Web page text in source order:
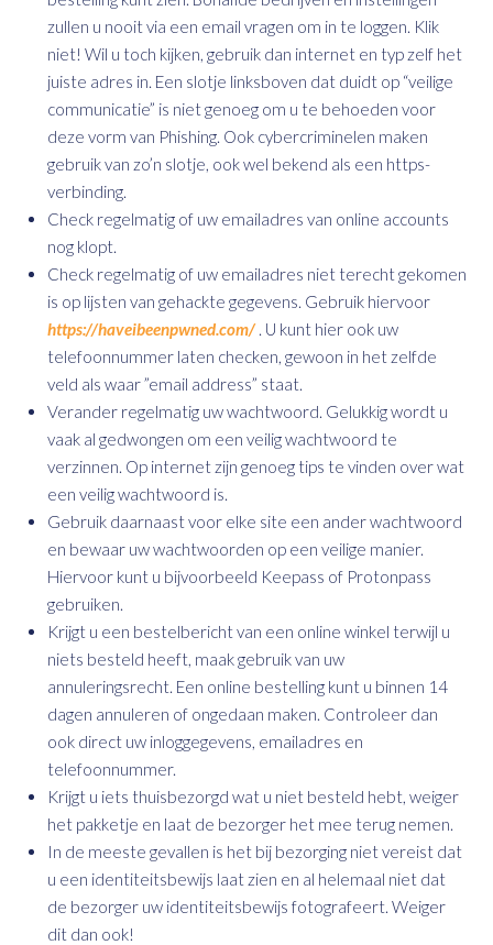
zullen u nooit via een email vragen om in te loggen. Klik
niet! Wil u toch kijken, gebruik dan internet en typ zelf het
juiste adres in. Een slotje linksboven dat duidt op “veilige
communicatie” is niet genoeg om u te behoeden voor
deze vorm van Phishing. Ook cybercriminelen maken
gebruik van zo’n slotje, ook wel bekend als een https-
verbinding.
Check regelmatig of uw emailadres van online accounts
nog klopt.
Check regelmatig of uw emailadres niet terecht gekomen
is op lijsten van gehackte gegevens. Gebruik hiervoor
https://haveibeenpwned.com/. U kunt hier ook uw
telefoonnummer laten checken, gewoon in het zelfde
veld als waar ”email address” staat.
Verander regelmatig uw wachtwoord. Gelukkig wordt u
vaak al gedwongen om een veilig wachtwoord te
verzinnen. Op internet zijn genoeg tips te vinden over wat
een veilig wachtwoord is.
Gebruik daarnaast voor elke site een ander wachtwoord
en bewaar uw wachtwoorden op een veilige manier.
Hiervoor kunt u bijvoorbeeld Keepass of Protonpass
gebruiken.
Krijgt u een bestelbericht van een online winkel terwijl u
niets besteld heeft, maak gebruik van uw
annuleringsrecht. Een online bestelling kunt u binnen 14
dagen annuleren of ongedaan maken. Controleer dan
ook direct uw inloggegevens, emailadres en
telefoonnummer.
Krijgt u iets thuisbezorgd wat u niet besteld hebt, weiger
het pakketje en laat de bezorger het mee terug nemen.
In de meeste gevallen is het bij bezorging niet vereist dat
u een identiteitsbewijs laat zien en al helemaal niet dat
de bezorger uw identiteitsbewijs fotografeert. Weiger
dit dan ook!